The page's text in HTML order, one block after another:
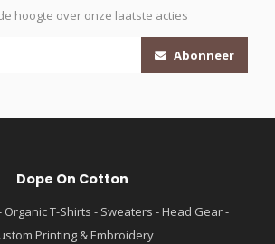
hoogte over onze laatste acties
Abonneer
Dope On Cotton
T-Shirts - Sweaters - Head Gear -
Printing & Embroidery